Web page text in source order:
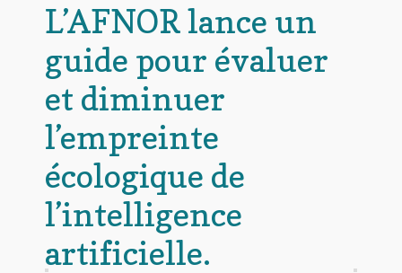
L’AFNOR lance un
guide pour évaluer
et diminuer
l’empreinte
écologique de
l’intelligence
artificielle.